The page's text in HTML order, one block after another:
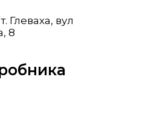
Глеваха, вул
8